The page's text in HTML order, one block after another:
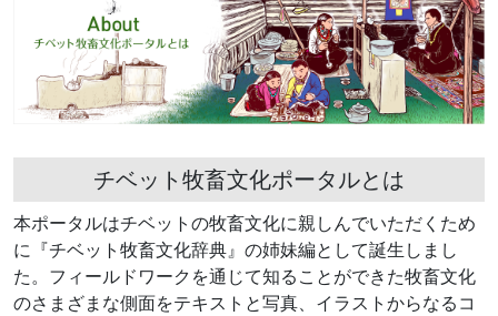
チベット牧畜文化ポータルとは
本ポータルはチベットの牧畜文化に親しんでいただくため
に『チベット牧畜文化辞典』の姉妹編として誕生しまし
た。フィールドワークを通じて知ることができた牧畜文化
のさまざまな側面をテキストと写真、イラストからなるコ